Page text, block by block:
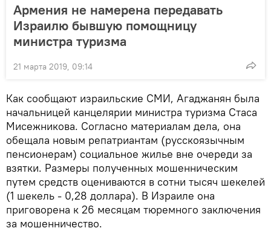
Армения не намерена передавать
Израилю бывшую помощницу
министра туризма
21 марта 2019, 09:14
Как сообщают израильские СМИ, Агаджанян была
начальницей канцелярии министра туризма Стаса
Мисежникова. Согласно материалам дела, она
обещала новым репатриантам (русскоязычным
пенсионерам) социальное жилье вне очереди за
взятки. Размеры полученных мошенническим
путем средств оцениваются в сотни тысяч шекелей
(1 шекель - 0,28 доллара). В Израиле она
приговорена к 26 месяцам тюремного заключения
за мошенничество.